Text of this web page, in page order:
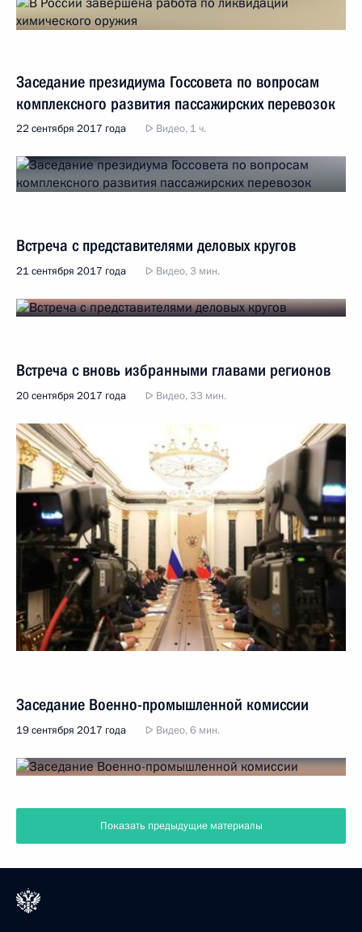
Заседание президиума Госсовета по вопросам
комплексного развития пассажирских перевозок
22 сентября 2017 года Видео, 1 ч.
Встреча с представителями деловых кругов
21 сентября 2017 года Видео, 3 мин.
Встреча с вновь избранными главами регионов
20 сентября 2017 года Видео, 33 мин.
Заседание Военно-промышленной комиссии
19 сентября 2017 года Видео, 6 мин.
Показать предыдущие материалы